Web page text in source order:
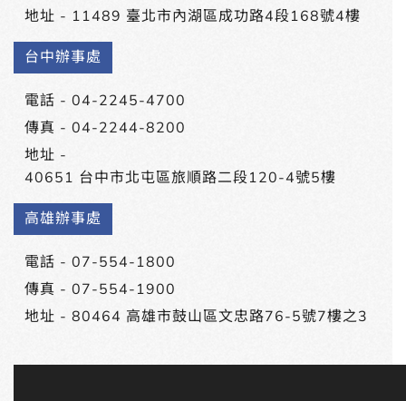
地址 - 11489 臺北市內湖區成功路4段168號4樓
台中辦事處
電話 - 04-2245-4700
傳真 - 04-2244-8200
地址 -
40651 台中市北屯區旅順路二段120-4號5樓
高雄辦事處
電話 - 07-554-1800
傳真 - 07-554-1900
地址 - 80464 高雄市鼓山區文忠路76-5號7樓之3